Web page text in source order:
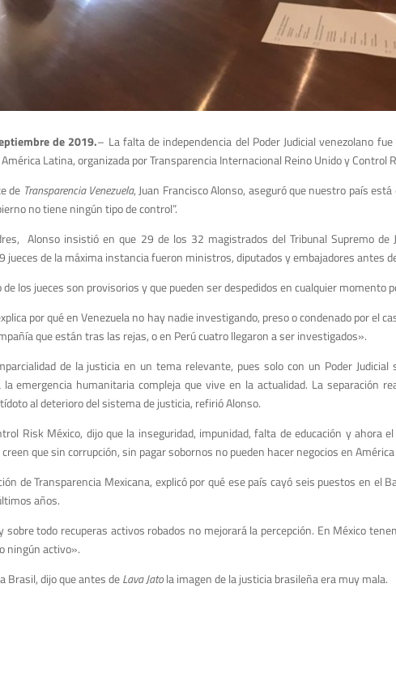
de 2019.– La falta de independencia del Poder Judicial venezolano
Latina, organizada por Transparencia Internacional Reino Unido y Control
de Transparencia Venezuela, Juan Francisco Alonso, aseguró que nuestro país
no tiene ningún tipo de control”.
Alonso insistió en que 29 de los 32 magistrados del Tribunal Supremo de
jueces de la máxima instancia fueron ministros, diputados y embajadores antes
los jueces son provisorios y que pueden ser despedidos en cualquier momento
por qué en Venezuela no hay nadie investigando, preso o condenado por el
que están tras las rejas, o en Perú cuatro llegaron a ser investigados».
de la justicia en un tema relevante, pues solo con un Poder
emergencia humanitaria compleja que vive en la actualidad. La separación
al deterioro del sistema de justicia, refirió Alonso.
Risk México, dijo que la inseguridad, impunidad, falta de educación y ahora
que sin corrupción, sin pagar sobornos no pueden hacer negocios en América
de Transparencia Mexicana, explicó por qué ese país cayó seis puestos en el
años.
todo recuperas activos robados no mejorará la percepción. En México
ningún activo».
Brasil, dijo que antes deLava Jatola imagen de la justicia brasileña era muy mala.